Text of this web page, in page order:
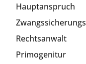
Hauptanspruch
Rechtsanwalt
Primogenitur